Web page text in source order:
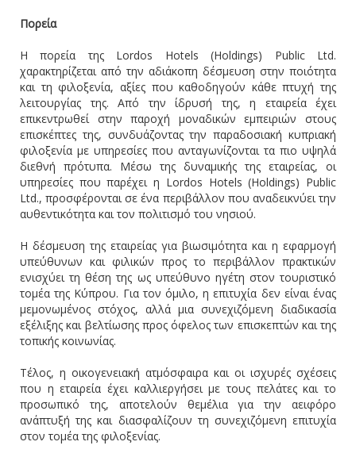
Πορεία
Η πορεία της Lordos Hotels (Holdings) Public Ltd.
χαρακτηρίζεται από την αδιάκοπη δέσμευση στην ποιότητα
και τη φιλοξενία, αξίες που καθοδηγούν κάθε πτυχή της
λειτουργίας της. Από την ίδρυσή της, η εταιρεία έχει
επικεντρωθεί στην παροχή μοναδικών εμπειριών στους
επισκέπτες της, συνδυάζοντας την παραδοσιακή κυπριακή
φιλοξενία με υπηρεσίες που ανταγωνίζονται τα πιο υψηλά
διεθνή πρότυπα. Μέσω της δυναμικής της εταιρείας, οι
υπηρεσίες που παρέχει η Lordos Hotels (Holdings) Public
Ltd., προσφέρονται σε ένα περιβάλλον που αναδεικνύει την
αυθεντικότητα και τον πολιτισμό του νησιού.
Η δέσμευση της εταιρείας για βιωσιμότητα και η εφαρμογή
υπεύθυνων και φιλικών προς το περιβάλλον πρακτικών
ενισχύει τη θέση της ως υπεύθυνο ηγέτη στον τουριστικό
τομέα της Κύπρου. Για τον όμιλο, η επιτυχία δεν είναι ένας
μεμονωμένος στόχος, αλλά μια συνεχιζόμενη διαδικασία
εξέλιξης και βελτίωσης προς όφελος των επισκεπτών και της
τοπικής κοινωνίας.
Τέλος, η οικογενειακή ατμόσφαιρα και οι ισχυρές σχέσεις
που η εταιρεία έχει καλλιεργήσει με τους πελάτες και το
προσωπικό της, αποτελούν θεμέλια για την αειφόρο
ανάπτυξή της και διασφαλίζουν τη συνεχιζόμενη επιτυχία
στον τομέα της φιλοξενίας.